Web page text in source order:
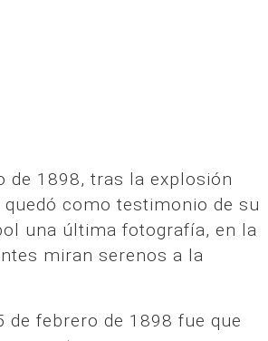
de 1898, tras la explosión
como testimonio de su
una última fotografía, en la
miran serenos a la
de febrero de 1898 fue que